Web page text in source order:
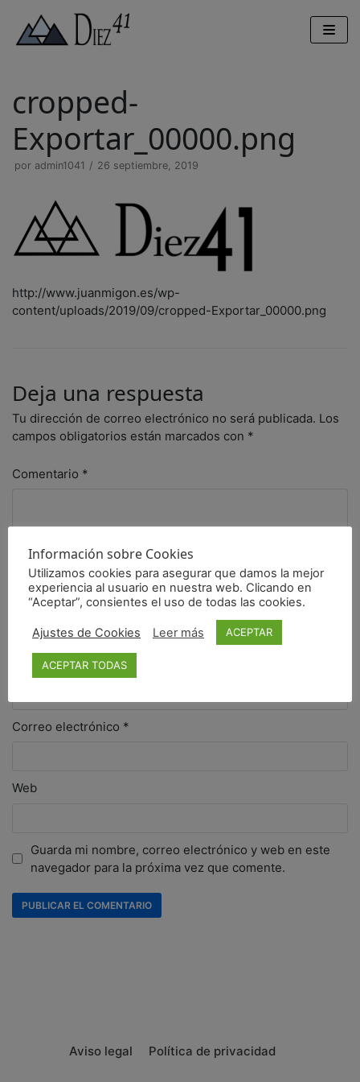
Saltar
al
cropped-
Exportar_00000.png
por admin1041 26 septiembre, 2019
http://www.juanmigon.es/wp-
content/uploads/2019/09/cropped-Exportar_00000.png
Deja una respuesta
Tu dirección de correo electrónico no será publicada. Los
campos obligatorios están marcados con *
Comentario *
Nombre*
Correo electrónico *
Web
Guarda mi nombre, correo electrónico y web en este
navegador para la próxima vez que comente.
Aviso legal Política de privacidad
Información sobre Cookies
Utilizamos cookies para asegurar que damos la mejor
experiencia al usuario en nuestra web. Clicando en
“Aceptar”, consientes el uso de todas las cookies.
Ajustes de Cookies Leer más ACEPTAR
ACEPTAR TODAS